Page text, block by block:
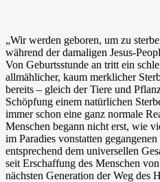
„Wir werden geboren, um zu
während der damaligen Jesus-
Von Geburtsstunde an tritt ein
allmählicher, kaum merklicher
bereits – gleich der Tiere und
Schöpfung einem natürlichen
immer schon eine ganz normale
Menschen begann nicht erst, wie
im Paradies vonstatten
entsprechend dem universellen
seit Erschaffung des Menschen von
nächsten Generation der Weg des